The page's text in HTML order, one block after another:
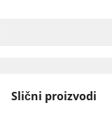
Slični proizvodi